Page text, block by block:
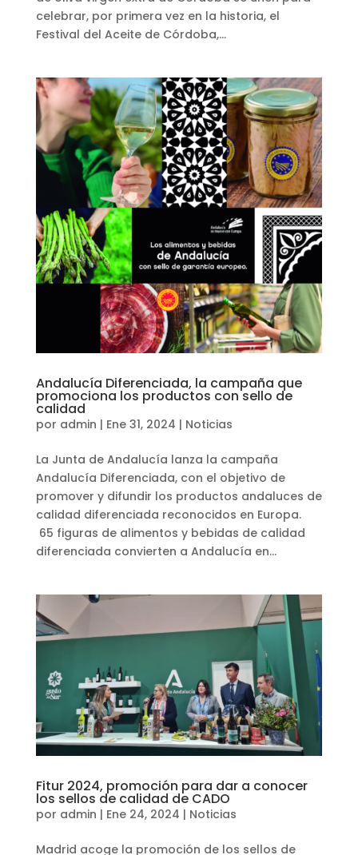
celebrar, por primera vez en la historia, el
Festival del Aceite de Córdoba,...
Andalucía Diferenciada, la campaña que
promociona los productos con sello de
calidad
por admin | Ene 31, 2024 | Noticias
La Junta de Andalucía lanza la campaña
Andalucía Diferenciada, con el objetivo de
promover y difundir los productos andaluces de
calidad diferenciada reconocidos en Europa.
65 figuras de alimentos y bebidas de calidad
diferenciada convierten a Andalucía en...
Fitur 2024, promoción para dar a conocer
los sellos de calidad de CADO
por admin | Ene 24, 2024 | Noticias
Madrid acoge la promoción de los sellos de